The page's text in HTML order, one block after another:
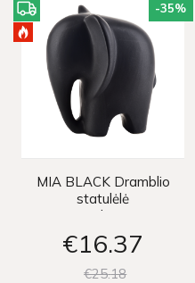
-35%
MIA BLACK Dramblio
statulėlė
15x13xh16.4cm
€16 37
€2518